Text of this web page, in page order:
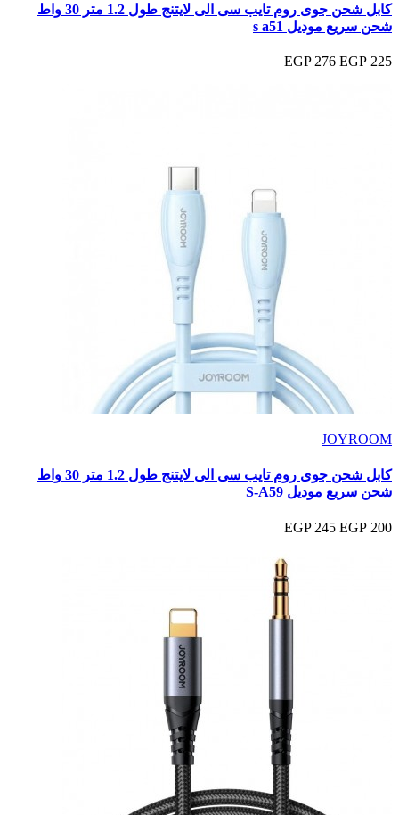
كابل شحن جوى روم تايب سى الى لايتنج طول 1.2 متر 30 واط
شحن سريع موديل s a51
225 EGP
276 EGP
JOYROOM
كابل شحن جوى روم تايب سى الى لايتنج طول 1.2 متر 30 واط
شحن سريع موديل S-A59
200 EGP
245 EGP